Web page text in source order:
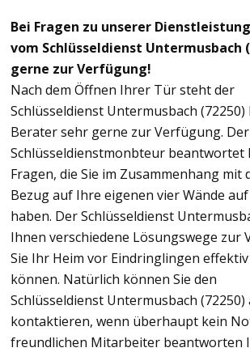
Bei Fragen zu unserer
vom Schlüsseldienst Untermusbach
gerne zur Verfügung!
Nach dem Öffnen Ihrer Tür steht der
Schlüsseldienst Untermusbach (72250)
Berater sehr gerne zur Verfügung. Der
Schlüsseldienstmonbteur beantwortet
Fragen, die Sie im Zusammenhang mit
Bezug auf Ihre eigenen vier Wände
haben. Der Schlüsseldienst
Ihnen verschiedene Lösungswege zur
Sie Ihr Heim vor Eindringlingen
können. Natürlich können Sie den
Schlüsseldienst Untermusbach (72250)
kontaktieren, wenn überhaupt kein
freundlichen Mitarbeiter beantworten